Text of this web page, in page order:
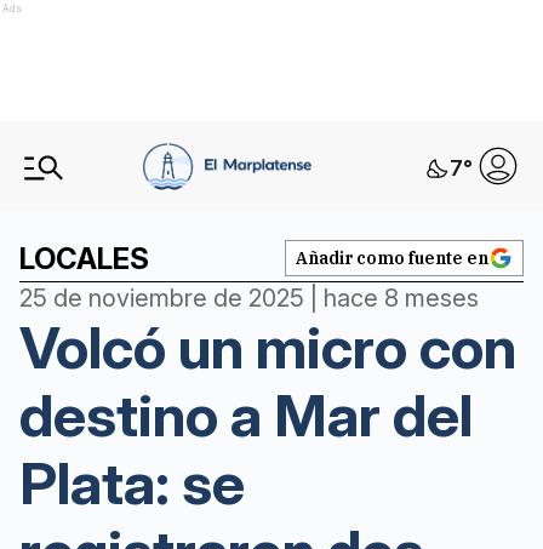
Ads
7°
LOCALES Añadir como fuente en
25 de noviembre de 2025 | hace 8 meses
Volcó un micro con
destino a Mar del
Plata: se